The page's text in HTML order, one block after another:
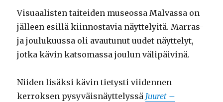
Visuaalisten taiteiden museossa Malvassa on
jälleen esillä kiinnostavia näyttelyitä. Marras-
ja joulukuussa oli avautunut uudet näyttelyt,
jotka kävin katsomassa joulun välipäivinä.
Niiden lisäksi kävin tietysti viidennen
kerroksen pysyväisnäyttelyssä Juuret –